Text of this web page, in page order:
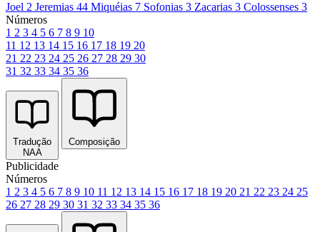
Joel 2 Jeremias 44 Miquéias 7 Sofonias 3 Zacarias 3 Colossenses 3
Números
1 2 3 4 5 6 7 8 9 10
11 12 13 14 15 16 17 18 19 20
21 22 23 24 25 26 27 28 29 30
31 32 33 34 35 36
Tradução
NAA
Composição
Publicidade
Números
1 2 3 4 5 6 7 8 9 10 11 12 13 14 15 16 17 18 19 20 21 22 23 24 25
26 27 28 29 30 31 32 33 34 35 36